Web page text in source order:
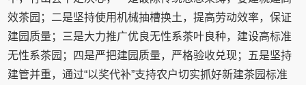
效茶园；二是坚持使用机械抽槽换土，提高劳动效率，保证
建园质量；三是大力推广优良无性系茶叶良种，建设高标准
无性系茶园；四是严把建园质量，严格验收兑现；五是坚持
建管并重，通过“以奖代补”支持农户切实抓好新建茶园标准